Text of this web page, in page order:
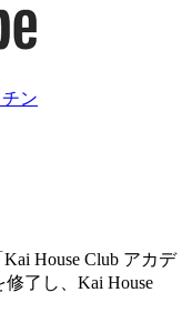
ン
House Club アカデ
了し、Kai House